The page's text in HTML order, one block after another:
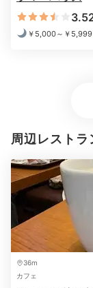
上げるメゾンカ
身支度して
￥5,000～￥5,999
周辺レストラ
36m
カフェ